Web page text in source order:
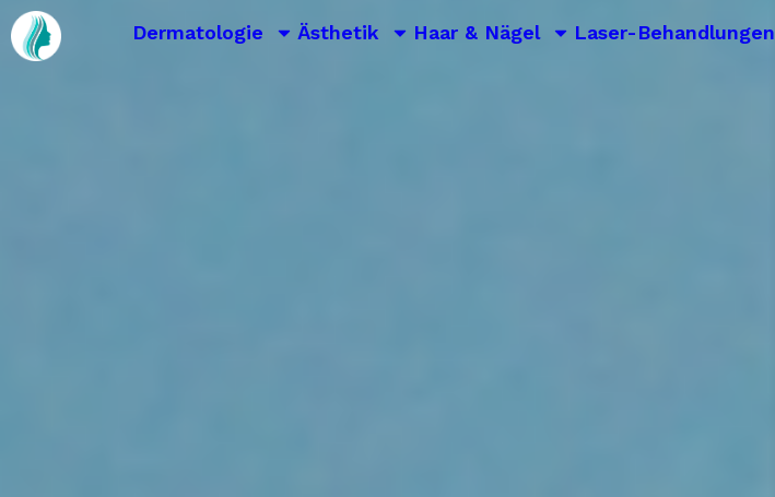
Dermatologie Ästhetik Haar & Nägel Laser-Behandlungen